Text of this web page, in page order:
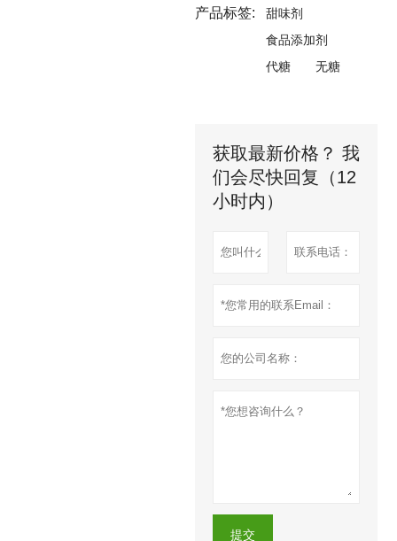
产品标签:
甜味剂
食品添加剂
代糖
无糖
获取最新价格？ 我
们会尽快回复（12
小时内）
提交